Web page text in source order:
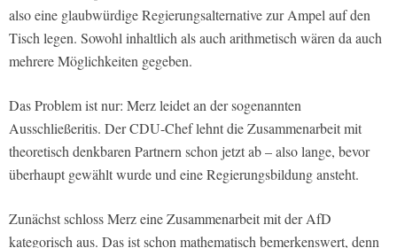
also eine glaubwürdige Regierungsalternative zur Ampel auf den
Tisch legen. Sowohl inhaltlich als auch arithmetisch wären da auch
mehrere Möglichkeiten gegeben.
Das Problem ist nur: Merz leidet an der sogenannten
Ausschließeritis. Der CDU-Chef lehnt die Zusammenarbeit mit
theoretisch denkbaren Partnern schon jetzt ab – also lange, bevor
überhaupt gewählt wurde und eine Regierungsbildung ansteht.
Zunächst schloss Merz eine Zusammenarbeit mit der AfD
kategorisch aus. Das ist schon mathematisch bemerkenswert, denn